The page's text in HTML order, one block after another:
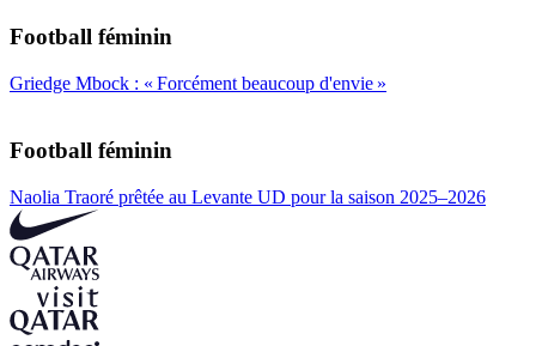
Football féminin
Griedge Mbock : « Forcément beaucoup d'envie »
Football féminin
Naolia Traoré prêtée au Levante UD pour la saison 2025–2026